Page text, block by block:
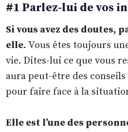
#1 Parlez-lui de vos
Si vous avez des doutes,
elle. Vous êtes toujours
vie. Dites-lui ce que vous
aura peut-être des
pour faire face à la
Elle est l’une des